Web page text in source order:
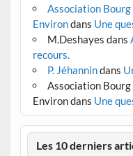
Association Bourg
Environdans Une
M.Deshayes dans
recours.
P. Jéhannindans
Association Bourg
Environdans Une
Les 10 derniers